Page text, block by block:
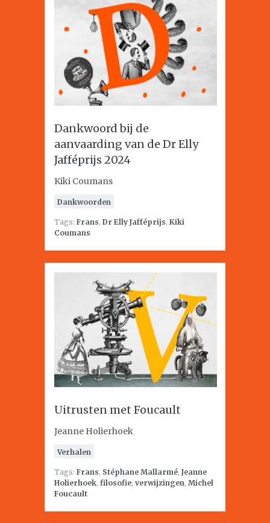
Dankwoord bij de
aanvaarding van de Dr Elly
Jafféprijs 2024
Kiki Coumans
Dankwoorden
Tags: Frans, Dr Elly Jafféprijs, Kiki
Coumans
Uitrusten met Foucault
Jeanne Holierhoek
Verhalen
Tags: Frans, Stéphane Mallarmé, Jeanne
Holierhoek, filosofie, verwijzingen, Michel
Foucault